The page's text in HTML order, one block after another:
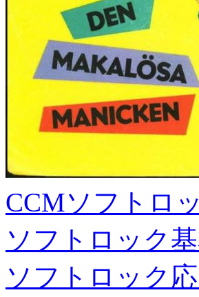
CCMソフトロ
ソフトロック
ソフトロック